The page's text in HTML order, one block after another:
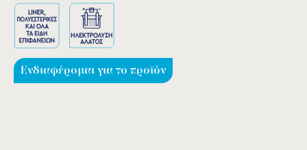
Ενδιαφέρομαι για το προϊόν